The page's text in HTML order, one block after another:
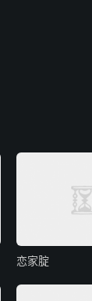
恋家腚